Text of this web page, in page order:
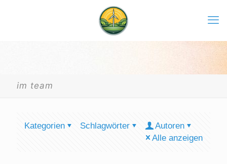
im team
Kategorien Schlagwörter
Autoren
Alle anzeigen